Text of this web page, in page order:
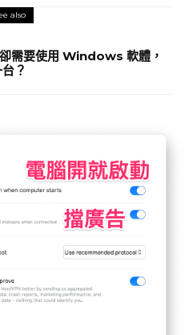
also
需要使用 Windows 軟體，
？